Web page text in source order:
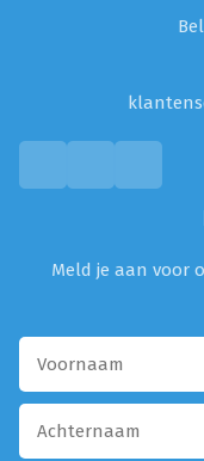
Meld je aan voor